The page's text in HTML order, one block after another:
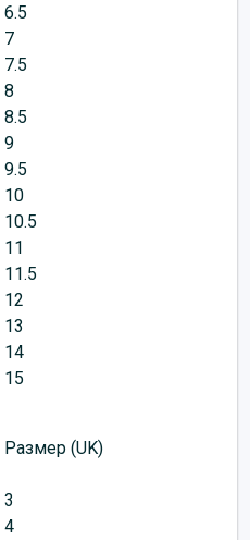
6.5
7
7.5
8
8.5
9
9.5
10
10.5
11
11.5
12
13
14
15
Размер (UK)
3
4